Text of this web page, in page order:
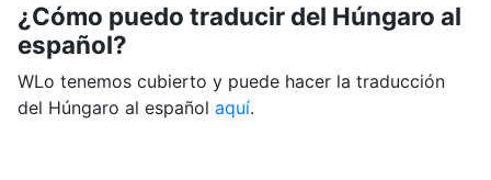
¿Cómo puedo traducir del Húngaro al
español?
WLo tenemos cubierto y puede hacer la traducción
del Húngaro al español aquí.